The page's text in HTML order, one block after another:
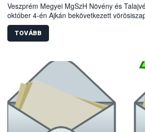
Veszprém Megyei MgSzH Növény és
október 4-én Ajkán bekövetkezett
környezeti katasztrófával összefüggésben
el az alábbi települések vörös iszappal
TOVÁBB